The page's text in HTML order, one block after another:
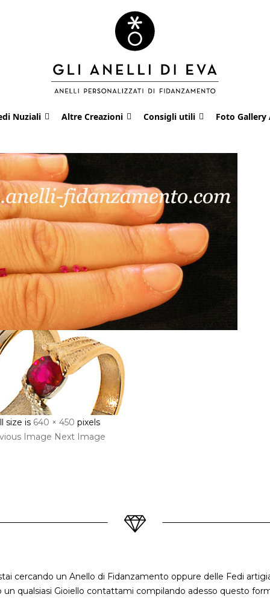
Nuziali Altre Creazioni Consigli utili Foto Gallery
size is 640 × 450 pixels
Image Next Image
cercando un Anello di Fidanzamento oppure delle Fedi
un qualsiasi Gioiello contattami compilando adesso questo